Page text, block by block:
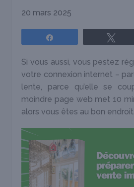
20 mars 2025
Si vous aussi, vous pestez
votre connexion internet –
lente, parce qu’elle se
moindre page web met 10
alors vous êtes au bon endroit.